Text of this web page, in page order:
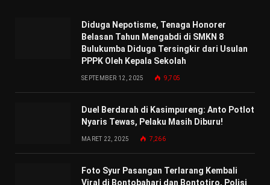
Diduga Nepotisme, Tenaga Honorer
Belasan Tahun Mengabdi di SMKN 8
Bulukumba Diduga Tersingkir dari Usulan
PPPK Oleh Kepala Sekolah
SEPTEMBER 12, 2025 9,705
Duel Berdarah di Kasimpureng: Anto Potlot
Nyaris Tewas, Pelaku Masih Diburu!
MARET 22, 2025 7,266
Foto Syur Pasangan Terlarang Kembali
Viral di Bontobahari dan Bontotiro, Polisi